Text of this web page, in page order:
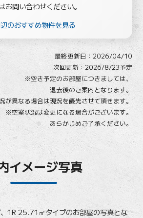
お問い合わせください。
のおすすめ物件を見る
最終更新日： 2026/04/10
次回更新：2026/8/23予定
※空き予定のお部屋につきましては、
退去後のご案内となります。
が異なる場合は現況を優先させて頂きます。
※空室状況は変更になる場合がございます。
あらかじめご了承ください。
イメージ写真
25.71㎡タイプのお部屋の写真とな